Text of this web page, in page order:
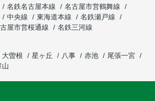
名鉄名古屋本線
名古屋市営鶴舞線
中央線 東海道本線
名鉄瀬戸線
屋市営桜通線
名鉄三河線
大曽根 星ヶ丘 八事 赤池
尾張一宮
山